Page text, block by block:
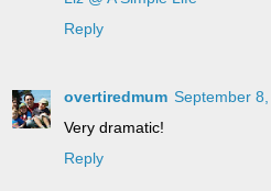
Reply
overtiredmum September
Very dramatic!
Reply